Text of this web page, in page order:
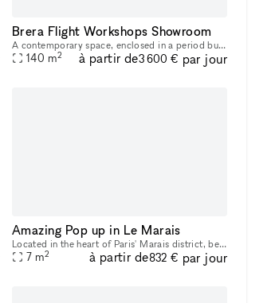
Brera Flight Workshops Showroom
A contemporary space, enclosed in a period building with an evocative charm, in the heart of Brera. An enchanting courtyard welcomes guests from their arrival, acting as a filter from the noise of th
140 m2 à partir de3 600 € par jour
Amazing Pop up in Le Marais
Located in the heart of Paris' Marais district, between rue Turennes and boulevard Beaumarchais, our space is ideal for fashion brands or artists wishing to showcase their art gallery. Our space off
7 m2 à partir de832 € par jour